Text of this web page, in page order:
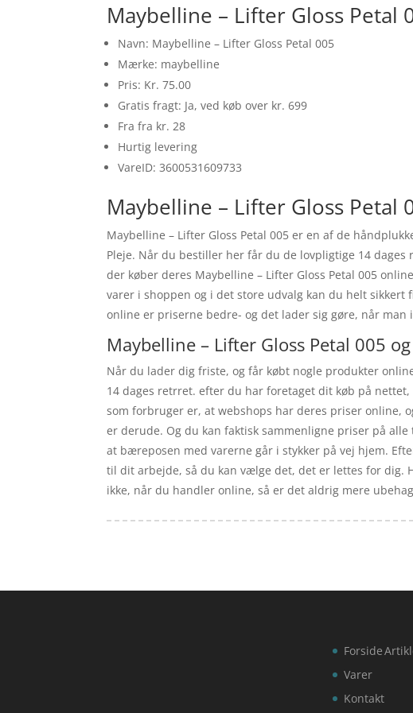
Maybelline – Lifter Gloss Petal
Navn: Maybelline – Lifter Gloss Petal 005
Mærke: maybelline
Pris: Kr. 75.00
Gratis fragt: Ja, ved køb over kr. 699
Fra fra kr. 28
Hurtig levering
VareID: 3600531609733
Maybelline – Lifter Gloss Petal
Maybelline – Lifter Gloss Petal 005 er en af de
Pleje. Når du bestiller her får du de lovpligtige 14
der køber deres Maybelline – Lifter Gloss Petal 005
varer i shoppen og i det store udvalg kan du helt sikkert
online er priserne bedre- og det lader sig gøre, når
Maybelline – Lifter Gloss Petal 005
Når du lader dig friste, og får købt nogle produkter
14 dages retrret. efter du har foretaget dit køb på
som forbruger er, at webshops har deres priser online,
er derude. Og du kan faktisk sammenligne priser på
at bæreposen med varerne går i stykker på vej hjem.
til dit arbejde, så du kan vælge det, det er lettes for dig.
ikke, når du handler online, så er det aldrig mere
Forside
Varer
Kontakt